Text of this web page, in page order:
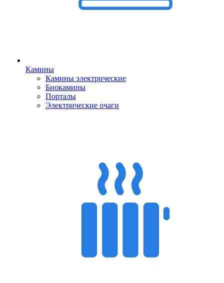
Камины
Камины электрические
Биокамины
Порталы
Электрические очаги